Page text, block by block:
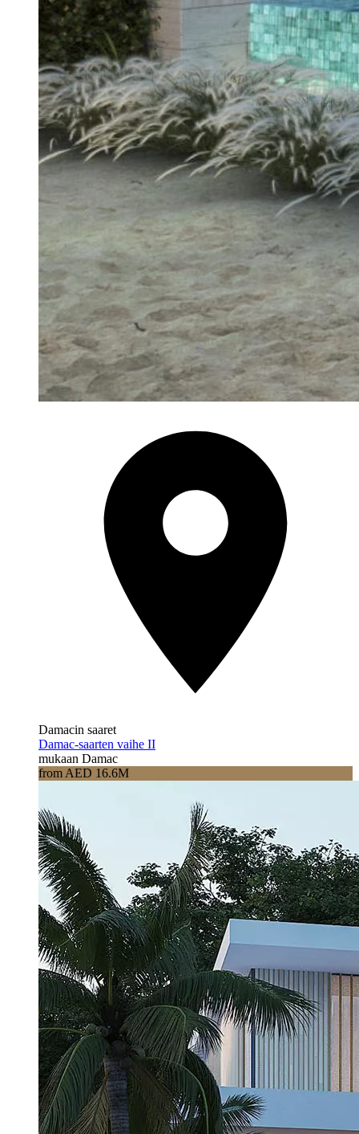
Damacin saaret
Damac-saarten vaihe II
mukaan Damac
from AED 16.6M